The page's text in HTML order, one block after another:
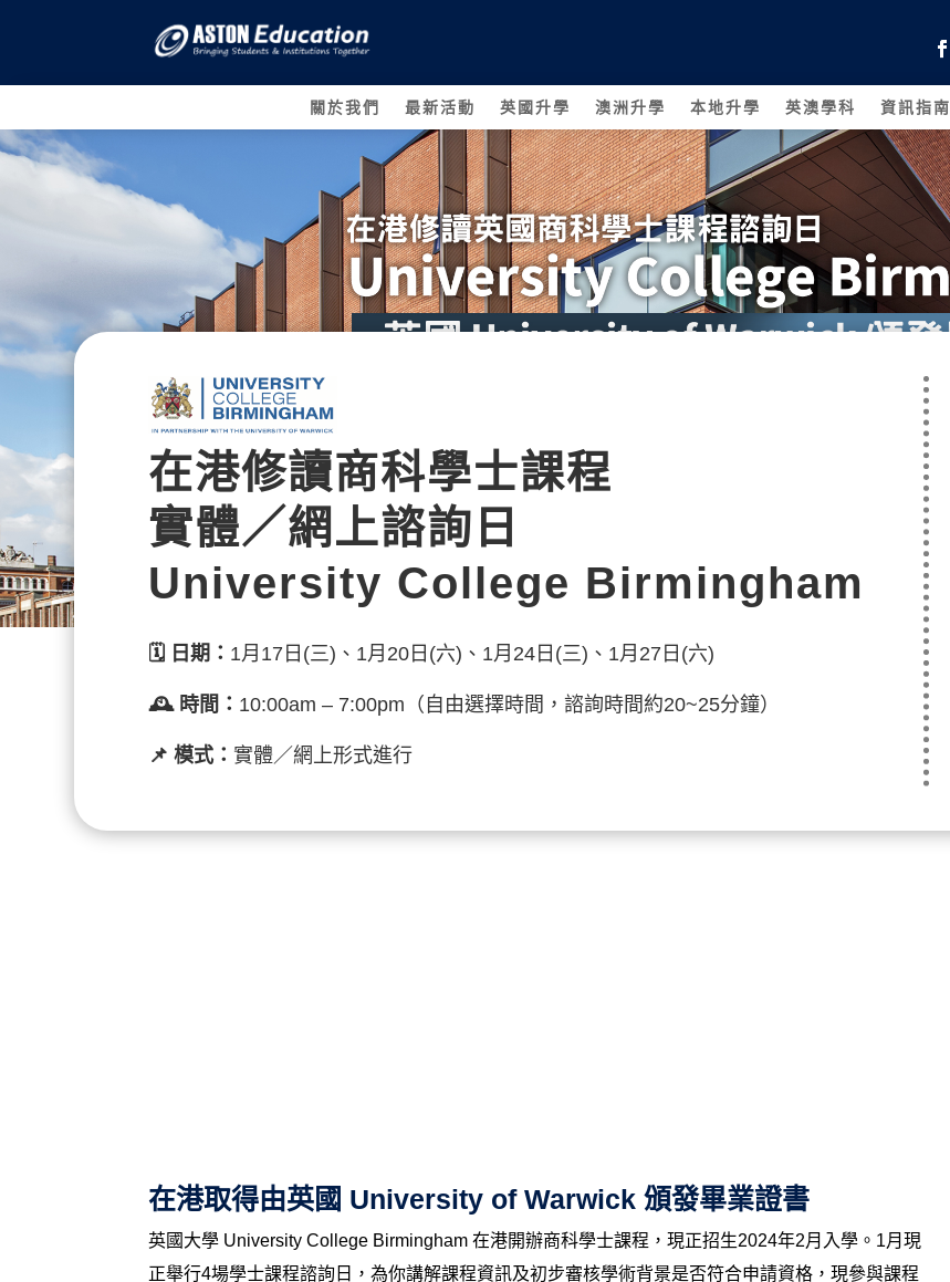
關於我們 最新活動 英國升學 澳洲升學 本地升學 英澳學科 資訊指南
在港修讀商科學士課程
實體／網上諮詢日
University College Birmingham
🗓️ 日期： 1月17日(三)、1月20日(六)、1月24日(三)、1月27日(六)
🕰️ 時間： 10:00am – 7:00pm（自由選擇時間，諮詢時間約20~25分鐘）
📌 模式： 實體／網上形式進行
在港取得由英國 University of Warwick 頒發畢業證書
英國大學 University College Birmingham 在港開辦商科學士課程，現正招生2024年2月入學。1月現
正舉行4場學士課程諮詢日，為你講解課程資訊及初步審核學術背景是否符合申請資格，現參與課程